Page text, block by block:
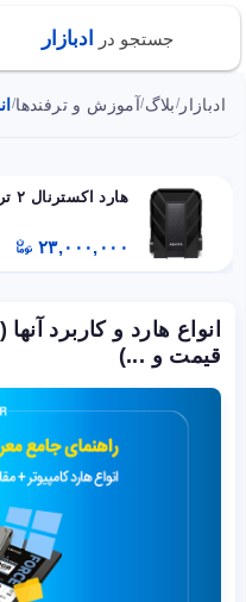
جستجو در ادبازار
ادبازار /بلاگ/آموزش و ترفندها/
هارد اکسترنال ۲ ترابایتی HD710 Pro ای دیتا
۲۳,۰۰۰,۰۰۰
انواع هارد و کاربرد
قیمت و ...)